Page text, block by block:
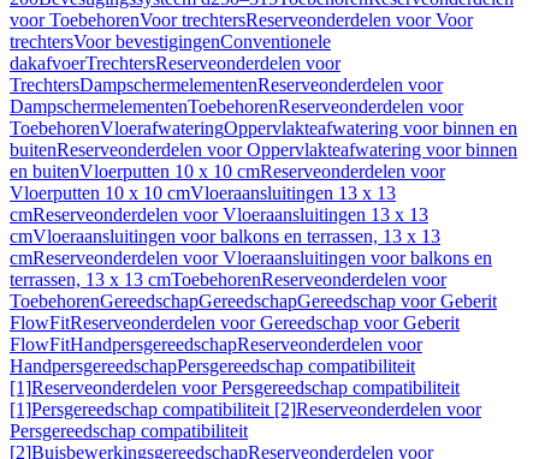
voor ToebehorenVoor trechtersReserveonderdelen voor Voor
trechtersVoor bevestigingenConventionele
dakafvoerTrechtersReserveonderdelen voor
TrechtersDampschermelementenReserveonderdelen voor
DampschermelementenToebehorenReserveonderdelen voor
ToebehorenVloerafwateringOppervlakteafwatering voor binnen en
buitenReserveonderdelen voor Oppervlakteafwatering voor binnen
en buitenVloerputten 10 x 10 cmReserveonderdelen voor
Vloerputten 10 x 10 cmVloeraansluitingen 13 x 13
cmReserveonderdelen voor Vloeraansluitingen 13 x 13
cmVloeraansluitingen voor balkons en terrassen, 13 x 13
cmReserveonderdelen voor Vloeraansluitingen voor balkons en
terrassen, 13 x 13 cmToebehorenReserveonderdelen voor
ToebehorenGereedschapGereedschapGereedschap voor Geberit
FlowFitReserveonderdelen voor Gereedschap voor Geberit
FlowFitHandpersgereedschapReserveonderdelen voor
HandpersgereedschapPersgereedschap compatibiliteit
[1]Reserveonderdelen voor Persgereedschap compatibiliteit
[1]Persgereedschap compatibiliteit [2]Reserveonderdelen voor
Persgereedschap compatibiliteit
[2]BuisbewerkingsgereedschapReserveonderdelen voor